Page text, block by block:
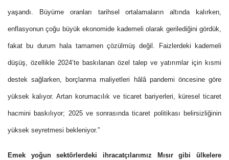
yaşandı. Büyüme oranları tarihsel ortalamaların altında kalırken,
enflasyonun çoğu büyük ekonomide kademeli olarak gerilediğini gördük,
fakat bu durum hala tamamen çözülmüş değil. Faizlerdeki kademeli
düşüş, özellikle 2024’te baskılanan özel talep ve yatırımlar için kısmi
destek sağlarken, borçlanma maliyetleri hâlâ pandemi öncesine göre
yüksek kalıyor. Artan korumacılık ve ticaret bariyerleri, küresel ticaret
hacmini baskılıyor; 2025 ve sonrasında ticaret politikası belirsizliğinin
yüksek seyretmesi bekleniyor.”
Emek yoğun sektörlerdeki ihracatçılarımız Mısır gibi ülkelere